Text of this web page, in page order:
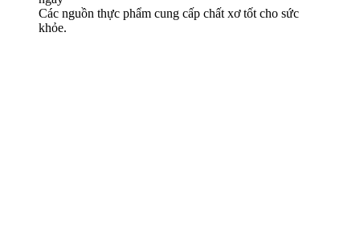
Các nguồn thực phẩm cung cấp chất xơ tốt cho sức
khỏe.